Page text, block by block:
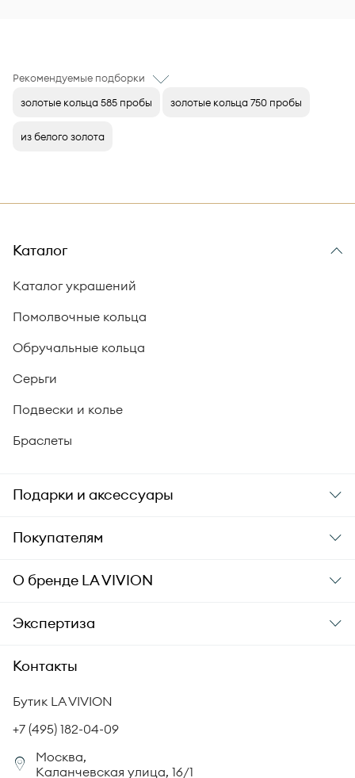
Рекомендуемые подборки
золотые кольца 585 пробы
золотые кольца 750 пробы
из белого золота
Каталог
Каталог украшений
Помолвочные кольца
Обручальные кольца
Серьги
Подвески и колье
Браслеты
Подарки и аксессуары
Подарки
Уход за украшениями
Аксессуары
Покупателям
Заказ и оплата
Гарантия подлинности
Комплект документов
Политика возврата
Сертификация бриллиантов
Юридическая информация
О бренде LA VIVION
О компании
СМИ о нас
Корпоративный портал
Экспертиза
Академия LA VIVION
Статьи
Контакты
Бутик LA VIVION
+7 (495) 182-04-09
Москва,
Каланчевская улица, 16/1